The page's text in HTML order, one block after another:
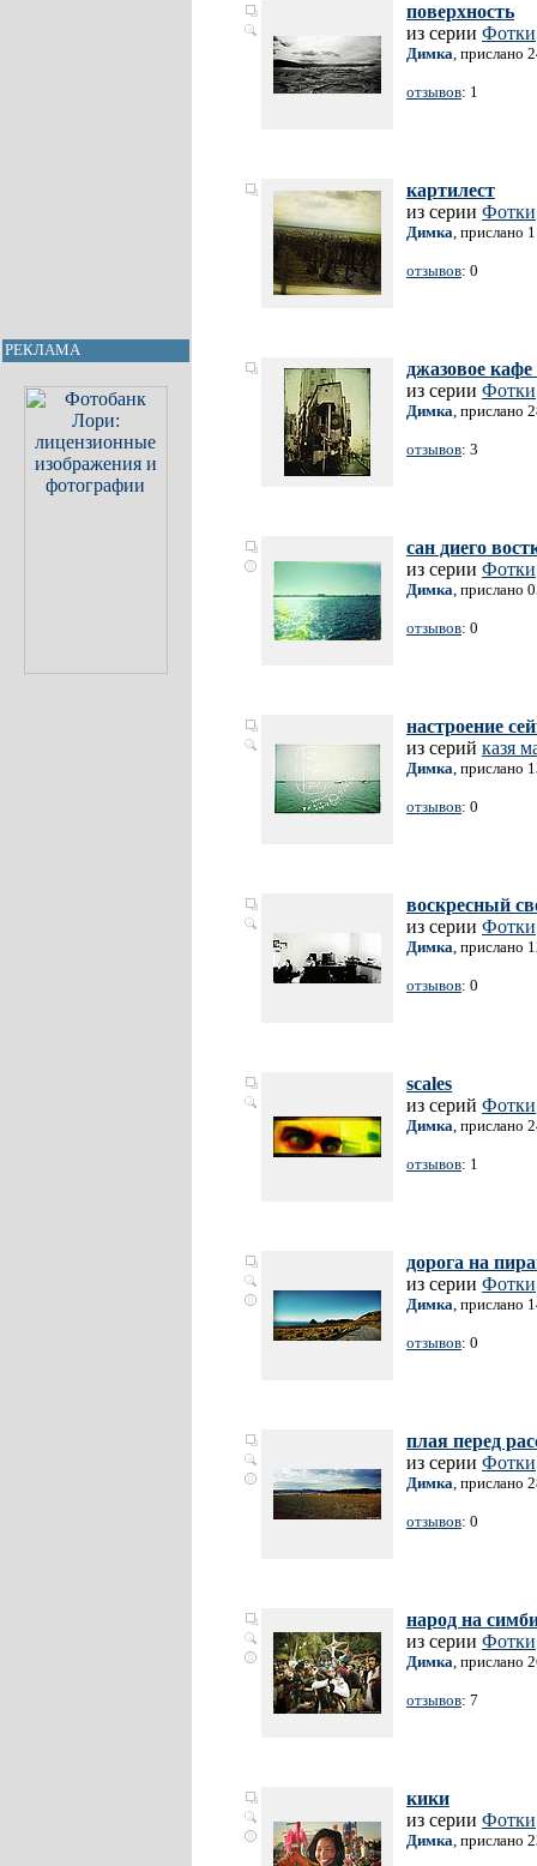
РЕКЛАМА
поверхность
из серии Фотки
Димка, прислано
отзывов: 1
картилест
из серии Фотки
Димка, прислано
отзывов: 0
джазовое
из серии Фотки
Димка, прислано
отзывов: 3
сан диего
из серии Фотки
Димка, прислано
отзывов: 0
настроение
из серий казя
Димка, прислано
отзывов: 0
воскресный
из серии Фотки
Димка, прислано
отзывов: 0
scales
из серий Фотки
Димка, прислано
отзывов: 1
дорога на
из серии Фотки
Димка, прислано
отзывов: 0
плая перед
из серии Фотки
Димка, прислано
отзывов: 0
народ на
из серии Фотки
Димка, прислано
отзывов: 7
кики
из серии Фотки
Димка, прислано